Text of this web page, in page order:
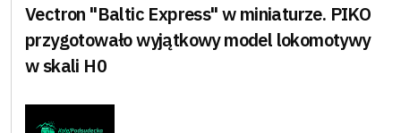
Vectron "Baltic Express" w miniaturze. PIKO
przygotowało wyjątkowy model lokomotywy
w skali H0